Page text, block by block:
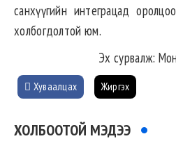
санхүүгийн интеграцад
холбогдолтой юм.
Эх сурвалж:
Хуваалцах Жиргэх
ХОЛБООТОЙ МЭДЭЭ